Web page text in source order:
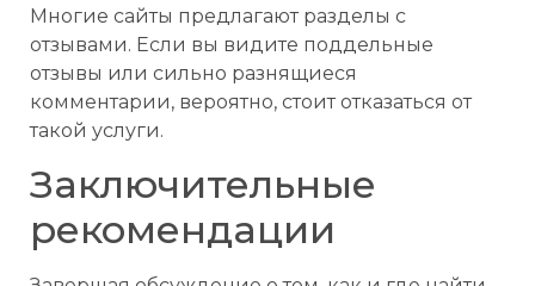
Многие сайты предлагают разделы с
отзывами. Если вы видите поддельные
отзывы или сильно разнящиеся
комментарии, вероятно, стоит отказаться от
такой услуги.
Заключительные
рекомендации